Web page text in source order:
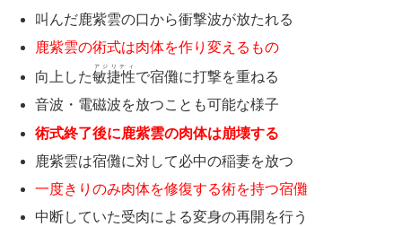
叫んだ鹿紫雲の口から衝撃波が放たれる
鹿紫雲の術式は肉体を作り変えるもの
向上した敏捷性
アジリティ
で宿儺に打撃を重ねる
音波・電磁波を放つことも可能な様子
術式終了後に鹿紫雲の肉体は崩壊する
鹿紫雲は宿儺に対して必中の稲妻を放つ
一度きりのみ肉体を修復する術を持つ宿儺
中断していた受肉による変身の再開を行う